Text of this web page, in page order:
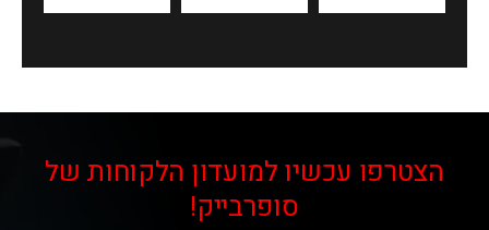
הצטרפו עכשיו למועדון הלקוחות של
סופרבייק!